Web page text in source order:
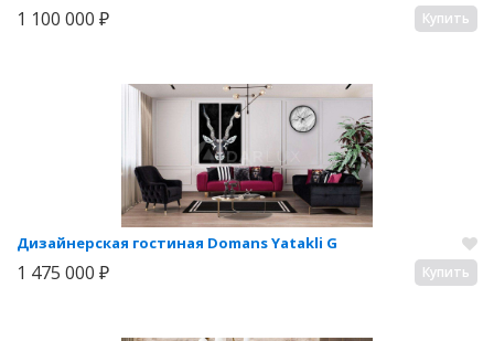
1 100 000 ₽ Купить
Дизайнерская гостиная Domans Yatakli G
1 475 000 ₽ Купить